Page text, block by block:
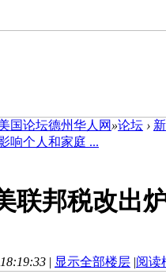
国论坛德州华人网 »论坛 ›
响个人和家庭 ...
联邦税改出
| 显示全部楼层 |阅读